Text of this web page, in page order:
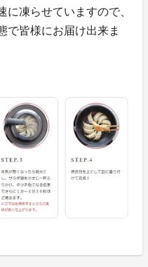
凍らせていますので、
で皆様にお届け出来ま